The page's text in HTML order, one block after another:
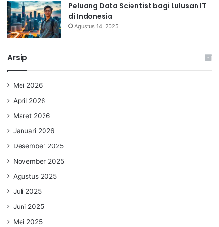
Peluang Data Scientist bagi Lulusan IT
di Indonesia
Agustus 14, 2025
Arsip
Mei 2026
April 2026
Maret 2026
Januari 2026
Desember 2025
November 2025
Agustus 2025
Juli 2025
Juni 2025
Mei 2025